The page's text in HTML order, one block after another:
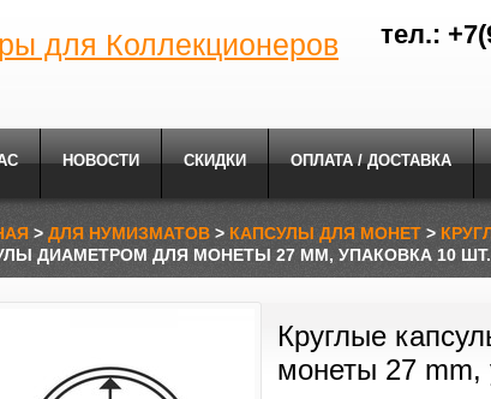
тел.:
для Коллекционеров
НОВОСТИ СКИДКИ ОПЛАТА / ДОСТАВКА
> ДЛЯ НУМИЗМАТОВ > КАПСУЛЫ ДЛЯ МОНЕТ >
ДИАМЕТРОМ ДЛЯ МОНЕТЫ 27 MM, УПАКОВКА 10 ШТ.
Круглые
монеты 27 mm,